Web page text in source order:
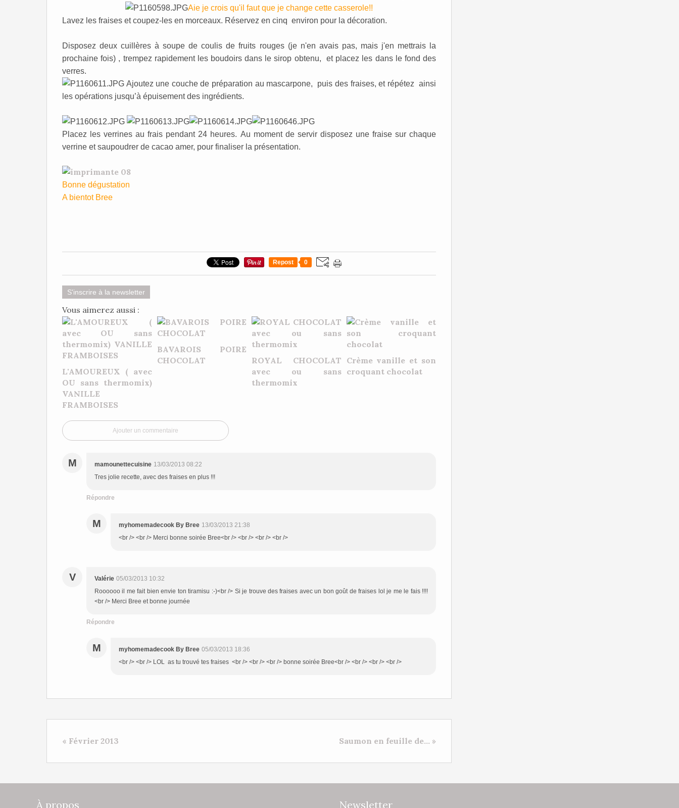
Aie je crois qu'il faut que je change cette casserole!!
Lavez les fraises et coupez-les en morceaux. Réservez en cinq environ pour la décoration.
Disposez deux cuillères à soupe de coulis de fruits rouges (je n'en avais pas, mais j'en mettrais la
prochaine fois) , trempez rapidement les boudoirs dans le sirop obtenu, et placez les dans le fond des
verres.
Ajoutez une couche de préparation au mascarpone, puis des fraises, et répétez ainsi
les opérations jusqu’à épuisement des ingrédients.
Placez les verrines au frais pendant 24 heures. Au moment de servir disposez une fraise sur chaque
verrine et saupoudrer de cacao amer, pour finaliser la présentation.
Bonne dégustation
A bientot Bree
Repost 0
S'inscrire à la newsletter
Vous aimerez aussi :
L'AMOUREUX ( avec
OU sans thermomix)
VANILLE
FRAMBOISES
BAVAROIS POIRE
CHOCOLAT
ROYAL CHOCOLAT
avec ou sans
thermomix
Crème vanille et son
croquant chocolat
Ajouter un commentaire
M mamounettecuisine 13/03/2013 08:22
Tres jolie recette, avec des fraises en plus !!!
Répondre
M myhomemadecook By Bree 13/03/2013 21:38
<br /> <br /> Merci bonne soirée Bree<br /> <br /> <br /> <br />
V Valérie 05/03/2013 10:32
Roooooo il me fait bien envie ton tiramisu :-)<br /> Si je trouve des fraises avec un bon goût de fraises lol je me le fais !!!!
<br /> Merci Bree et bonne journée
Répondre
M myhomemadecook By Bree 05/03/2013 18:36
<br /> <br /> LOL as tu trouvé tes fraises <br /> <br /> <br /> bonne soirée Bree<br /> <br /> <br /> <br />
« Février 2013 Saumon en feuille de... »
À propos Newsletter